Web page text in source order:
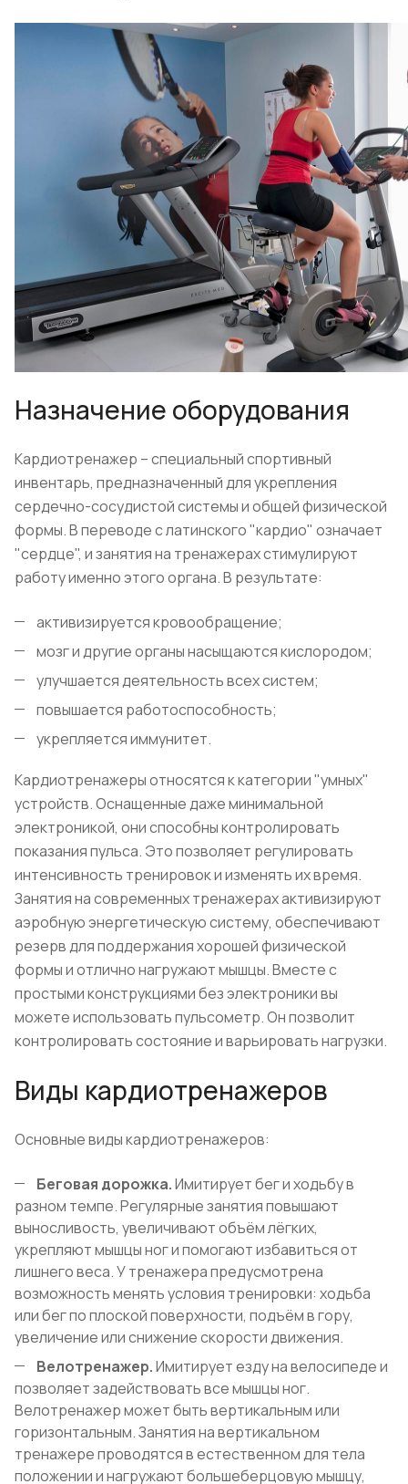
Назначение оборудования
Кардиотренажер – специальный спортивный
инвентарь, предназначенный для укрепления
сердечно-сосудистой системы и общей физической
формы. В переводе с латинского "кардио" означает
"сердце", и занятия на тренажерах стимулируют
работу именно этого органа. В результате:
активизируется кровообращение;
мозг и другие органы насыщаются кислородом;
улучшается деятельность всех систем;
повышается работоспособность;
укрепляется иммунитет.
Кардиотренажеры относятся к категории "умных"
устройств. Оснащенные даже минимальной
электроникой, они способны контролировать
показания пульса. Это позволяет регулировать
интенсивность тренировок и изменять их время.
Занятия на современных тренажерах активизируют
аэробную энергетическую систему, обеспечивают
резерв для поддержания хорошей физической
формы и отлично нагружают мышцы. Вместе с
простыми конструкциями без электроники вы
можете использовать пульсометр. Он позволит
контролировать состояние и варьировать нагрузки.
Виды кардиотренажеров
Основные виды кардиотренажеров:
Беговая дорожка.Имитирует бег и ходьбу в
разном темпе. Регулярные занятия повышают
выносливость, увеличивают объём лёгких,
укрепляют мышцы ног и помогают избавиться от
лишнего веса. У тренажера предусмотрена
возможность менять условия тренировки: ходьба
или бег по плоской поверхности, подъём в гору,
увеличение или снижение скорости движения.
Велотренажер.Имитирует езду на велосипеде и
позволяет задействовать все мышцы ног.
Велотренажер может быть вертикальным или
горизонтальным. Занятия на вертикальном
тренажере проводятся в естественном для тела
положении и нагружают большеберцовую мышцу,